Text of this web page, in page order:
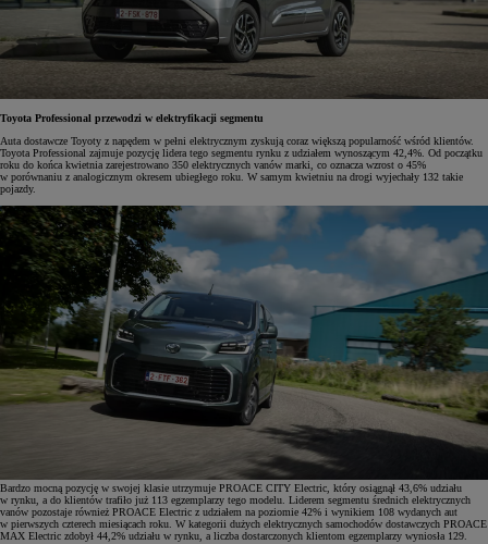
Toyota Professional przewodzi w elektryfikacji segmentu
Auta dostawcze Toyoty z napędem w pełni elektrycznym zyskują coraz większą popularność wśród klientów.
Toyota Professional zajmuje pozycję lidera tego segmentu rynku z udziałem wynoszącym 42,4%. Od początku
roku do końca kwietnia zarejestrowano 350 elektrycznych vanów marki, co oznacza wzrost o 45%
w porównaniu z analogicznym okresem ubiegłego roku. W samym kwietniu na drogi wyjechały 132 takie
pojazdy.
Bardzo mocną pozycję w swojej klasie utrzymuje PROACE CITY Electric, który osiągnął 43,6% udziału
w rynku, a do klientów trafiło już 113 egzemplarzy tego modelu. Liderem segmentu średnich elektrycznych
vanów pozostaje również PROACE Electric z udziałem na poziomie 42% i wynikiem 108 wydanych aut
w pierwszych czterech miesiącach roku. W kategorii dużych elektrycznych samochodów dostawczych PROACE
MAX Electric zdobył 44,2% udziału w rynku, a liczba dostarczonych klientom egzemplarzy wyniosła 129.